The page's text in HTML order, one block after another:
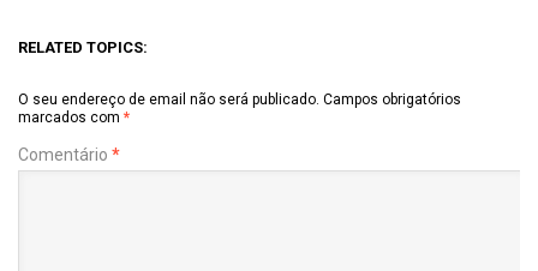
RELATED TOPICS:
O seu endereço de email não será publicado. Campos obrigatórios
marcados com *
Comentário *